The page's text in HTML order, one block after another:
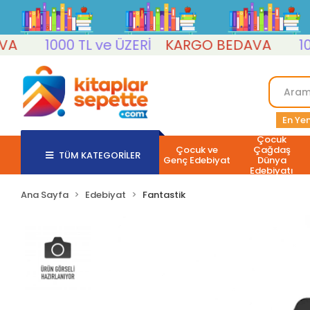
1000 TL ve ÜZERİ KARGO BEDAVA
En
TÜM KATEGORİLER Çocuk ve
Genç Edebiyat
Çocuk
Çağdaş
Dünya
Edebiyatı
Ana Sayfa
Edebiyat Fantastik